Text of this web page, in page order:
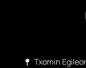
Txomin